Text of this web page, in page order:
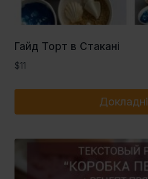
Гайд Торт в Стакані
$11